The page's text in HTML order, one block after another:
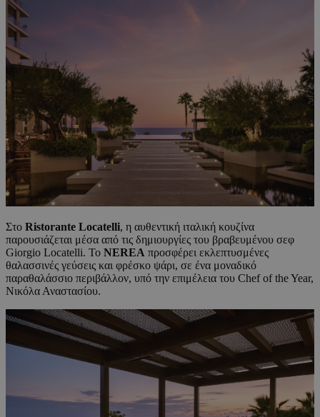
Στο Ristorante Locatelli, η αυθεντική ιταλική κουζίνα
παρουσιάζεται μέσα από τις δημιουργίες του βραβευμένου σεφ
Giorgio Locatelli. Το NEREA προσφέρει εκλεπτυσμένες
θαλασσινές γεύσεις και φρέσκο ψάρι, σε ένα μοναδικό
παραθαλάσσιο περιβάλλον, υπό την επιμέλεια του Chef of the Year,
Νικόλα Αναστασίου.